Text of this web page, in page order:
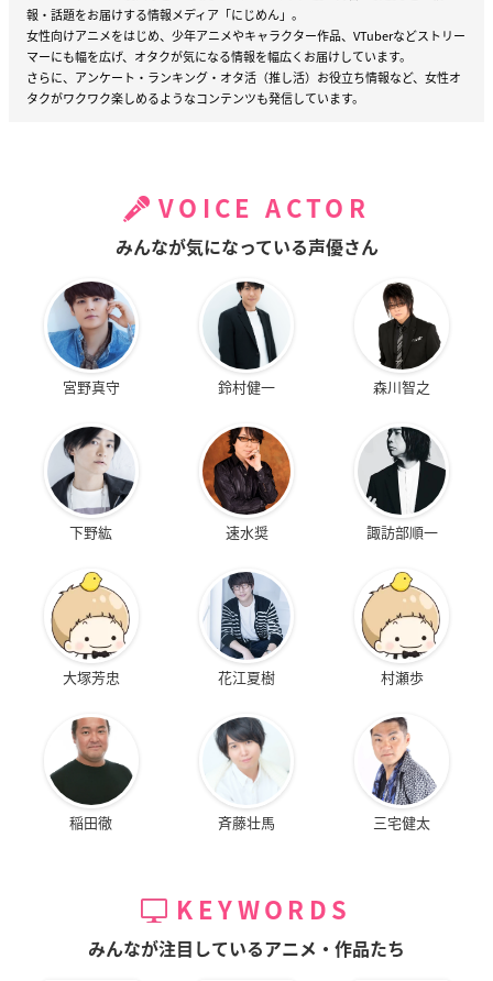
報・話題をお届けする情報メディア「にじめん」。
女性向けアニメをはじめ、少年アニメやキャラクター作品、VTuberなどストリー
マーにも幅を広げ、オタクが気になる情報を幅広くお届けしています。
さらに、アンケート・ランキング・オタ活（推し活）お役立ち情報など、女性オ
タクがワクワク楽しめるようなコンテンツも発信しています。
VOICE ACTOR
みんなが気になっている声優さん
宮野真守 鈴村健一 森川智之
下野紘 速水奨 諏訪部順一
大塚芳忠 花江夏樹 村瀬歩
稲田徹 斉藤壮馬 三宅健太
KEYWORDS
みんなが注目しているアニメ・作品たち